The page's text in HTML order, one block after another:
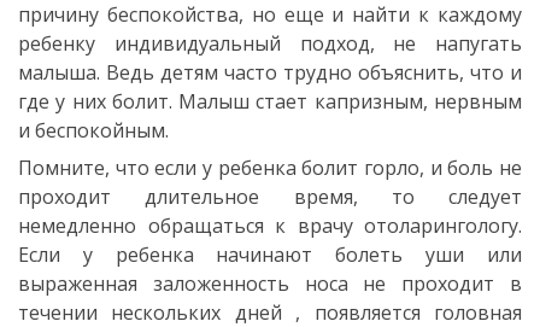
причину беспокойства, но еще и найти к каждому
ребенку индивидуальный подход, не напугать
малыша. Ведь детям часто трудно объяснить, что и
где у них болит. Малыш стает капризным, нервным
и беспокойным.
Помните, что если у ребенка болит горло, и боль не
проходит длительное время, то следует
немедленно обращаться к врачу отоларингологу.
Если у ребенка начинают болеть уши или
выраженная заложенность носа не проходит в
течении нескольких дней , появляется головная